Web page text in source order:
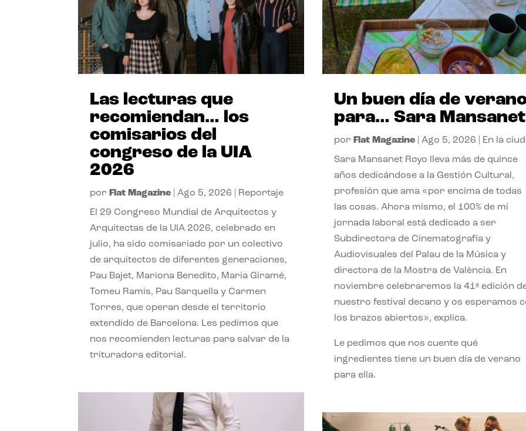
Las lecturas que
recomiendan… los
comisarios del
congreso de la UIA
2026
por Flat Magazine |Ago 5, 2026 Reportaje
El 29 Congreso Mundial de Arquitectos y
Arquitectas de la UIA 2026, celebrado en
julio, ha sido comisariado por un colectivo
de arquitectos de diferentes generaciones,
Pau Bajet, Mariona Benedito, Maria Giramé,
Tomeu Ramis, Pau Sarquella y Carmen
Torres, que operan desde el territorio
extendido de Barcelona. Les pedimos que
nos recomienden lecturas para salvar de la
trituradora editorial.
Un buen día de
para… Sara Mansanet
por Flat Magazine| Ago 5, 2026 En la
Sara Mansanet Royo lleva más de quince
años dedicándose a la Gestión Cultural,
profesión que ama «por encima de todas
las cosas. Ahora mismo, el 100% de mi
jornada laboral está dedicado a ser
Subdirectora de Cinematografía y
Audiovisuales del Palau de la Música y
directora de la Mostra de València. En
noviembre celebraremos la 41ª edición
nuestro festival decano y os esperamos
los brazos abiertos», explica.
Le pedimos que nos cuente qué
ingredientes tiene un buen día de verano
para ella.